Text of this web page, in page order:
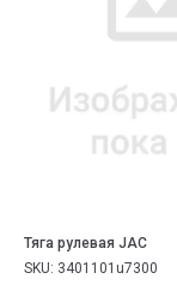
Тяга рулевая JAC
SKU: 3401101u7300